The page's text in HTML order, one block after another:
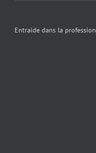
Entraide dans la profession